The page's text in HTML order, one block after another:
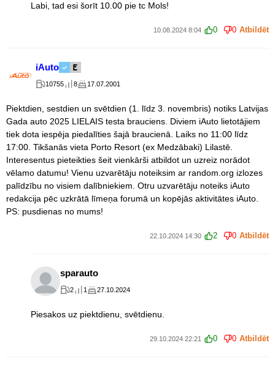
Labi, tad esi šorīt 10.00 pie tc Mols!
10.08.2024 8:04 0 0 Atbildēt
iAuto
10755 8 17.07.2001
Piektdien, sestdien un svētdien (1. līdz 3. novembris) notiks Latvijas
Gada auto 2025 LIELAIS testa brauciens. Diviem iAuto lietotājiem
tiek dota iespēja piedalīties šajā braucienā. Laiks no 11:00 līdz
17:00. Tikšanās vieta Porto Resort (ex Medzābaki) Lilastē.
Interesentus pieteikties šeit vienkārši atbildot un uzreiz norādot
vēlamo datumu! Vienu uzvarētāju noteiksim ar random.org izlozes
palīdzību no visiem dalībniekiem. Otru uzvarētāju noteiks iAuto
redakcija pēc uzkrātā līmeņa forumā un kopējās aktivitātes iAuto.
PS: pusdienas no mums!
22.10.2024 14:30 2 0 Atbildēt
sparauto
2 1 27.10.2024
Piesakos uz piektdienu, svētdienu.
29.10.2024 22:21 0 0 Atbildēt